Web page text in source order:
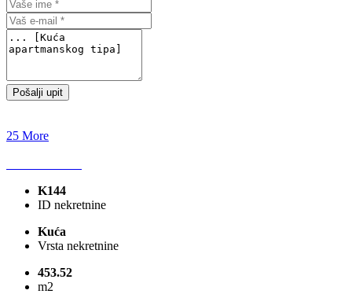
Pošalji upit
25 More
K144
ID nekretnine
Kuća
Vrsta nekretnine
453.52
m2